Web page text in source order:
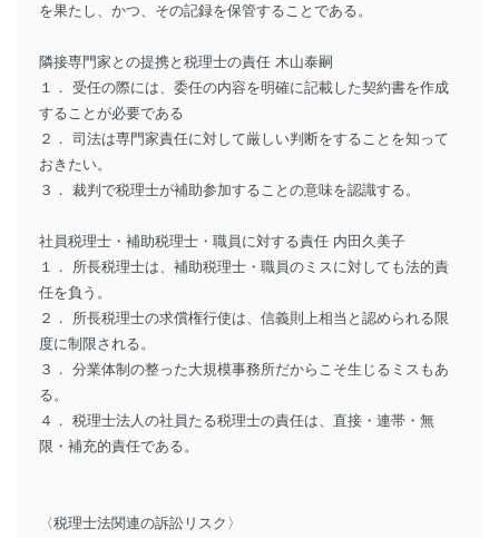
を果たし、かつ、その記録を保管することである。
隣接専門家との提携と税理士の責任 木山泰嗣
１． 受任の際には、委任の内容を明確に記載した契約書を作成
することが必要である
２． 司法は専門家責任に対して厳しい判断をすることを知って
おきたい。
３． 裁判で税理士が補助参加することの意味を認識する。
社員税理士・補助税理士・職員に対する責任 内田久美子
１． 所長税理士は、補助税理士・職員のミスに対しても法的責
任を負う。
２． 所長税理士の求償権行使は、信義則上相当と認められる限
度に制限される。
３． 分業体制の整った大規模事務所だからこそ生じるミスもあ
る。
４． 税理士法人の社員たる税理士の責任は、直接・連帯・無
限・補充的責任である。
〈税理士法関連の訴訟リスク〉